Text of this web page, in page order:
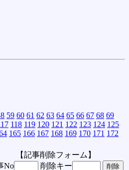
59 60 61 62 63 64 65 66 67 68 69
118 119 120 121 122 123 124 125
165 166 167 168 169 170 171 172
【記事削除フォーム】
No
削除キー